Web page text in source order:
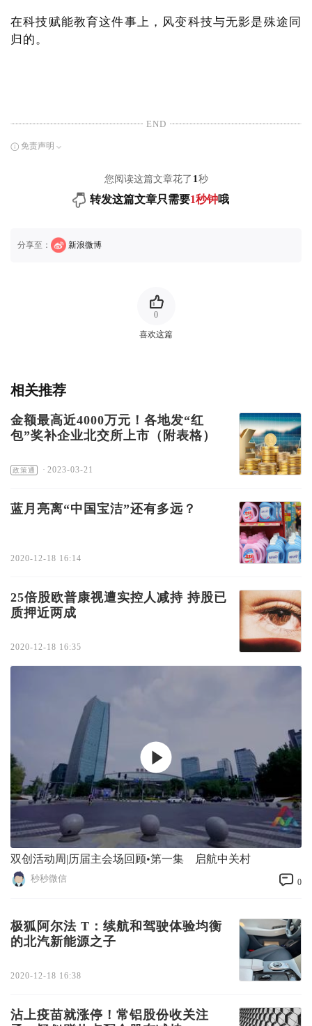
在科技赋能教育这件事上，风变科技与无影是殊途同
归的。
END
免责声明
您阅读这篇文章花了 1秒
转发这篇文章只需要1秒钟哦
分享至： 新浪微博
喜欢这篇
0
相关推荐
金额最高近4000万元！各地发“红
包”奖补企业北交所上市（附表格）
政策通 · 2023-03-21
蓝月亮离“中国宝洁”还有多远？
2020-12-18 16:14
25倍股欧普康视遭实控人减持 持股已
质押近两成
2020-12-18 16:35
双创活动周|历届主会场回顾•第一集 启航中关村
秒秒微信 0
极狐阿尔法 T：续航和驾驶体验均衡
的北汽新能源之子
2020-12-18 16:38
沾上疫苗就涨停！常铝股份收关注